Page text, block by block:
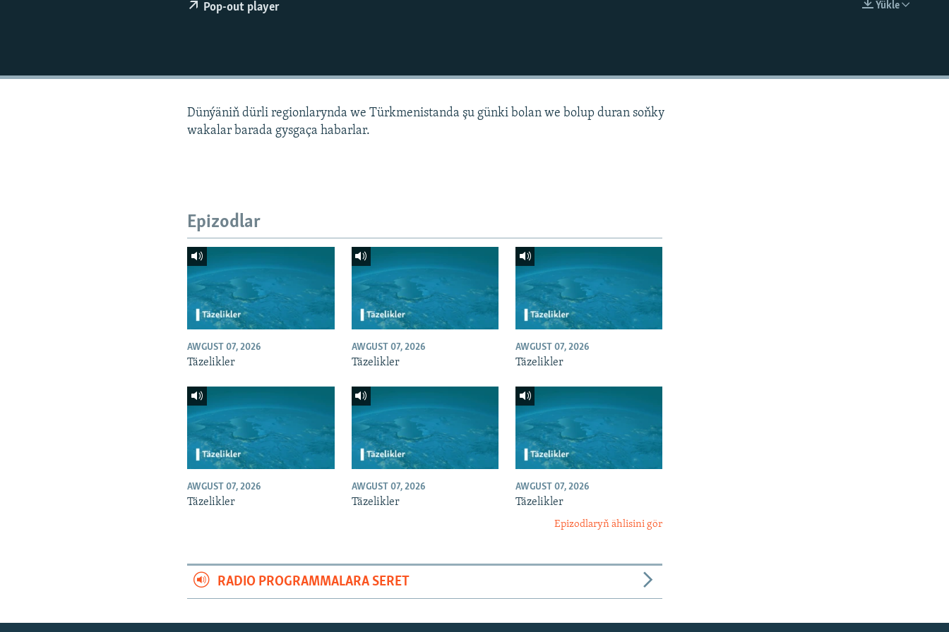
Ýükle
Pop-out player
Dünýäniň dürli regionlarynda we Türkmenistanda şu günki bolan we bolup duran soňky
wakalar barada gysgaça habarlar.
Epizodlar
AWGUST 07, 2026
Täzelikler
AWGUST 07, 2026
Täzelikler
AWGUST 07, 2026
Täzelikler
AWGUST 07, 2026
Täzelikler
AWGUST 07, 2026
Täzelikler
AWGUST 07, 2026
Täzelikler
Epizodlaryň ählisini gör
RADIO PROGRAMMALARA SERET